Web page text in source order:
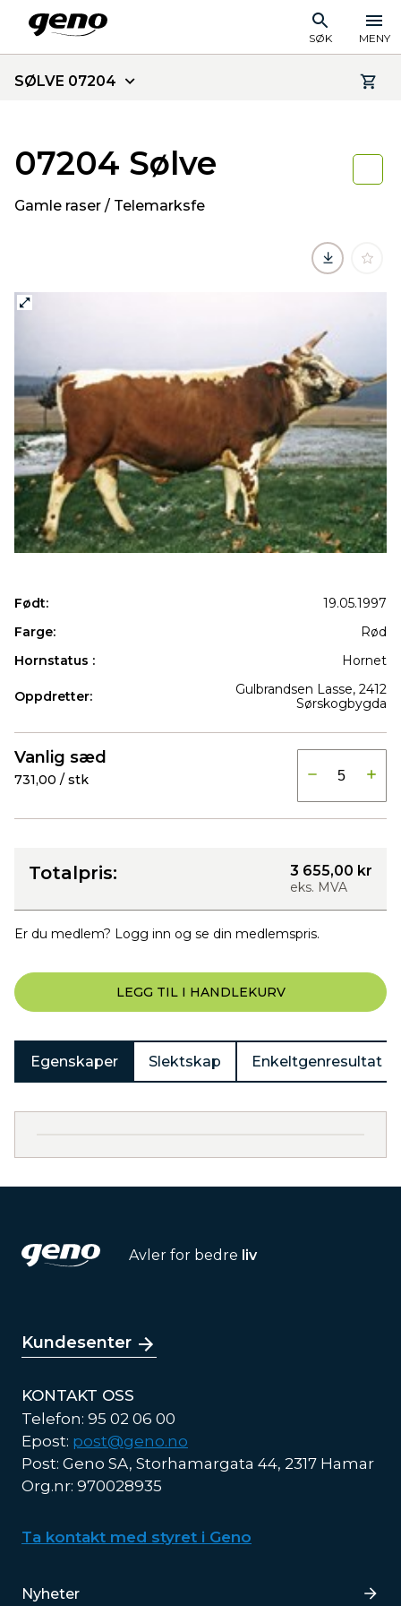
SØK MENY
SØLVE 07204
07204 Sølve
Gamle raser / Telemarksfe
Født:
19.05.1997
Farge:
Rød
Hornstatus :
Hornet
Oppdretter:
Gulbrandsen Lasse, 2412
Sørskogbygda
Vanlig sæd
731,00 / stk
Totalpris: 3 655,00 kr
eks. MVA
Er du medlem? Logg inn og se din medlemspris.
LEGG TIL I HANDLEKURV
Egenskaper Slektskap Enkeltgenresultat
Avler for bedre liv
Kundesenter
KONTAKT OSS
Telefon: 95 02 06 00
Epost: post@geno.no
Post: Geno SA, Storhamargata 44, 2317 Hamar
Org.nr: 970028935
Ta kontakt med styret i Geno
Lenker
Nyheter